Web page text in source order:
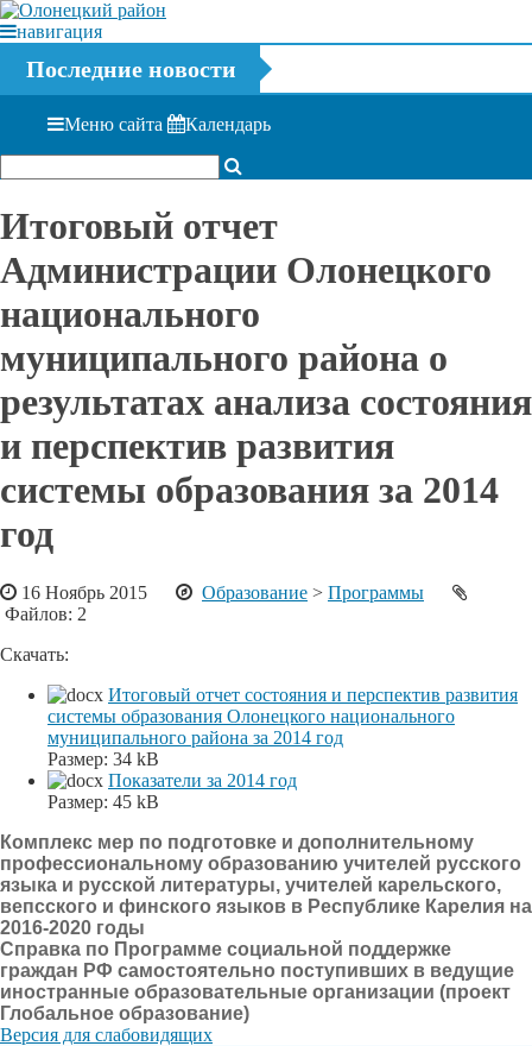
навигация
Последние новости
Меню сайта Календарь
Итоговый отчет
Администрации Олонецкого
национального
муниципального района о
результатах анализа состояния
и перспектив развития
системы образования за 2014
год
16 Ноябрь 2015 Образование > Программы
Файлов: 2
Скачать:
Итоговый отчет состояния и перспектив развития
системы образования Олонецкого национального
муниципального района за 2014 год
Размер: 34 kB
Показатели за 2014 год
Размер: 45 kB
Комплекс мер по подготовке и дополнительному
профессиональному образованию учителей русского
языка и русской литературы, учителей карельского,
вепсского и финского языков в Республике Карелия на
2016-2020 годы
Справка по Программе социальной поддержке
граждан РФ самостоятельно поступивших в ведущие
иностранные образовательные организации (проект
Глобальное образование)
Версия для слабовидящих